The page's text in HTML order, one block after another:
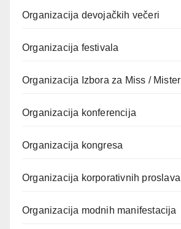
Organizacija devojačkih večeri
Organizacija festivala
Organizacija Izbora za Miss / Mister
Organizacija konferencija
Organizacija kongresa
Organizacija korporativnih proslava
Organizacija modnih manifestacija